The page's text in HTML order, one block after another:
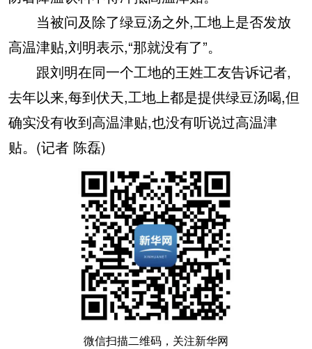
当被问及除了绿豆汤之外,工地上是否发放
高温津贴,刘明表示,“那就没有了”。
跟刘明在同一个工地的王姓工友告诉记者,
去年以来,每到伏天,工地上都是提供绿豆汤喝,但
确实没有收到高温津贴,也没有听说过高温津
贴。(记者 陈磊)
微信扫描二维码，关注新华网